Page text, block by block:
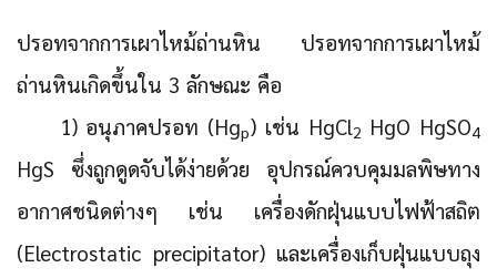
ปรอทจากการเผาไหม้ถ่านหิน ปรอทจากการเผาไหม้
ถ่านหินเกิดขึ้นใน 3 ลักษณะ คือ
1) อนุภาคปรอท (Hgp) เช่น HgCl2 HgO HgSO4
HgS ซึ่งถูกดูดจับได้ง่ายด้วย อุปกรณ์ควบคุมมลพิษทาง
อากาศชนิดต่างๆ เช่น เครื่องดักฝุ่นแบบไฟฟ้าสถิต
(Electrostatic precipitator) และเครื่องเก็บฝุ่นแบบถุง